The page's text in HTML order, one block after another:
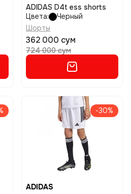
ADIDAS D4t ess shorts
Цвета:
Черный
Шорты
362 000 сум
724 000 сум
-30%
ADIDAS